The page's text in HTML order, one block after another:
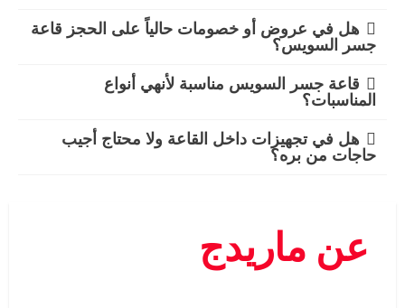
هل في عروض أو خصومات حالياً على الحجز قاعة
جسر السويس؟
قاعة جسر السويس مناسبة لأنهي أنواع
المناسبات؟
هل في تجهيزات داخل القاعة ولا محتاج أجيب
حاجات من بره؟
عن ماريدج